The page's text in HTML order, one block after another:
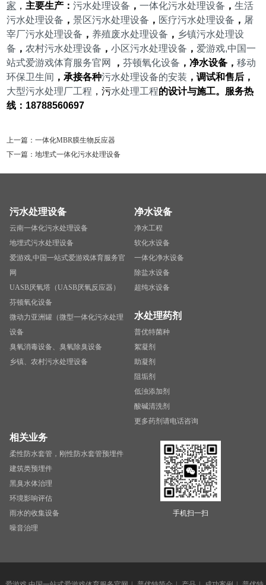
家 ， 主要生产：污水处理设备 ，一体化污水处理设备 ，生活
污水处理设备 ，景区污水处理设备 ， 医疗污水处理设备 ， 屠
宰厂污水处理设备 ， 养殖废水处理设备 ， 乡镇污水处理设
备 ，农村污水处理设备 ，小区污水处理设备 ， 爱游戏,中国一
站式爱游戏体育服务官网
，芬顿氧化设备 ，净水设备，移动
环保卫生间 ，承接各种污水处理设备的安装 ，调试和售后，
大型污水处理厂工程 ，污水处理工程的设计与施工。服务热
线： 18788560697
上一篇：一体化MBR膜生物反应器
下一篇：地埋式一体化污水处理设备
污水处理设备
云南一体化污水处理设备
地埋式污水处理设备
爱游戏,中国一站式爱游戏体育服务官
网
UASB厌氧塔（UASB厌氧反应器）
芬顿氧化设备
微动力亚洲罐（微型一体化污水处理
设备
臭氧消毒设备、臭氧除臭设备
乡镇、农村污水处理设备
净水设备
净水工程
软化水设备
一体化净水设备
除盐水设备
超纯水设备
水处理药剂
普优特菌种
絮凝剂
助凝剂
阻垢剂
低浊添加剂
酸碱清洗剂
更多药剂请电话咨询
相关业务
柔性防水套管，刚性防水套管预埋件
建筑类预埋件
黑臭水体治理
环境影响评估
雨水的收集设备
噪音治理
手机扫一扫